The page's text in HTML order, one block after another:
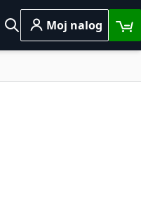
Pretraga
Moj nalog